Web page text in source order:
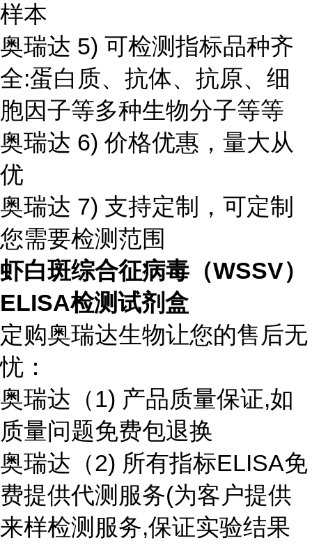
样本
奥瑞达 5) 可检测指标品种齐
全:蛋白质、抗体、抗原、细
胞因子等多种生物分子等等
奥瑞达 6) 价格优惠，量大从
优
奥瑞达 7) 支持定制，可定制
您需要检测范围
虾白斑综合征病毒（WSSV）
ELISA检测试剂盒
定购奥瑞达生物让您的售后无
忧：
奥瑞达（1) 产品质量保证,如
质量问题免费包退换
奥瑞达（2) 所有指标ELISA免
费提供代测服务(为客户提供
来样检测服务,保证实验结果